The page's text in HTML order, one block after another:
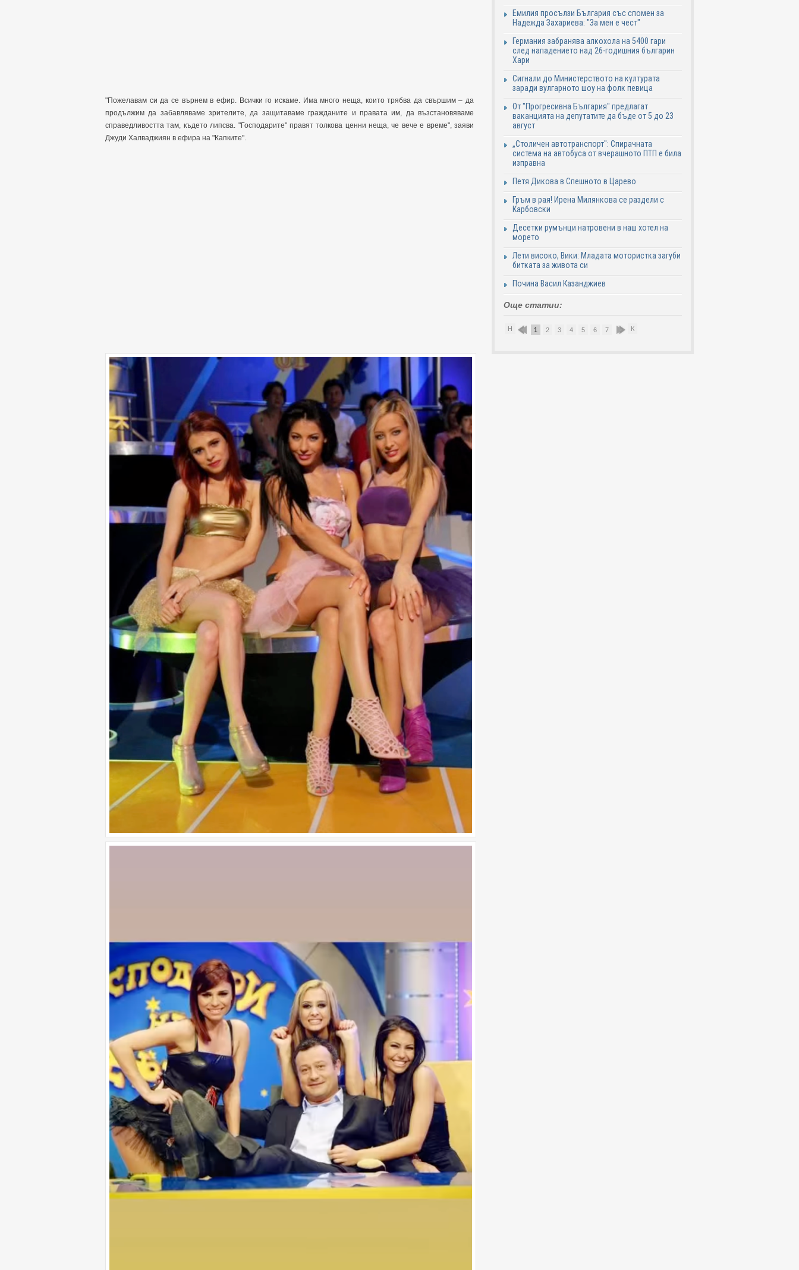
"Пожелавам си да се върнем в ефир. Всички го искаме. Има много неща, които трябва да свършим – да
продължим да забавляваме зрителите, да защитаваме гражданите и правата им, да възстановяваме
справедливостта там, където липсва. "Господарите" правят толкова ценни неща, че вече е време", заяви
Джуди Халваджиян в ефира на "Капките".
Емилия просълзи България със спомен за
Надежда Захариева: "За мен е чест"
Германия забранява алкохола на 5400 гари
след нападението над 26-годишния българин
Хари
Сигнали до Министерството на културата
заради вулгарното шоу на фолк певица
От "Прогресивна България" предлагат
ваканцията на депутатите да бъде от 5 до 23
август
„Столичен автотранспорт": Спирачната
система на автобуса от вчерашното ПТП е била
изправна
Петя Дикова в Спешното в Царево
Гръм в рая! Ирена Милянкова се раздели с
Карбовски
Десетки румънци натровени в наш хотел на
морето
Лети високо, Вики: Младата мотористка загуби
битката за живота си
Почина Васил Казанджиев
Още статии:
Н 1 2 3 4 5 6 7 8 9К